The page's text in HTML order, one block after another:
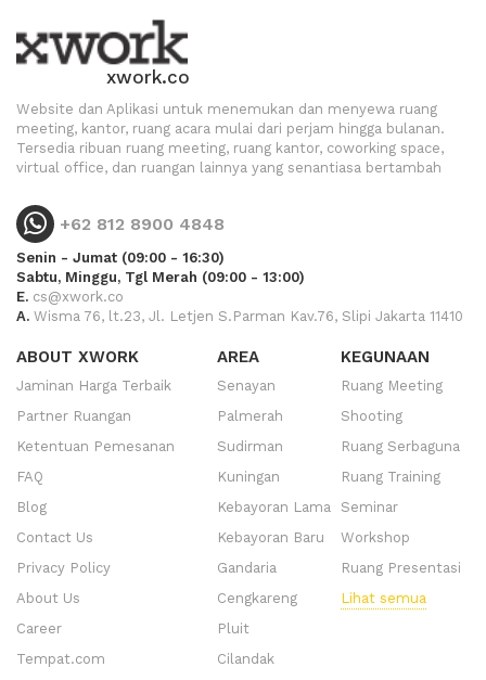
xwork.co
Website dan Aplikasi untuk menemukan dan menyewa ruang
meeting, kantor, ruang acara mulai dari perjam hingga bulanan.
Tersedia ribuan ruang meeting, ruang kantor, coworking space,
virtual office, dan ruangan lainnya yang senantiasa bertambah
+62 812 8900 4848
Senin - Jumat (09:00 - 16:30)
Sabtu, Minggu, Tgl Merah (09:00 - 13:00)
E. cs@xwork.co
A. Wisma 76, lt.23, Jl. Letjen S.Parman Kav.76, Slipi Jakarta 11410
ABOUT XWORK
Jaminan Harga Terbaik
Partner Ruangan
Ketentuan Pemesanan
FAQ
Blog
Contact Us
Privacy Policy
About Us
Career
Tempat.com
AREA
Senayan
Palmerah
Sudirman
Kuningan
Kebayoran Lama
Kebayoran Baru
Gandaria
Cengkareng
Pluit
Cilandak
KEGUNAAN
Ruang Meeting
Shooting
Ruang Serbaguna
Ruang Training
Seminar
Workshop
Ruang Presentasi
Lihat semua